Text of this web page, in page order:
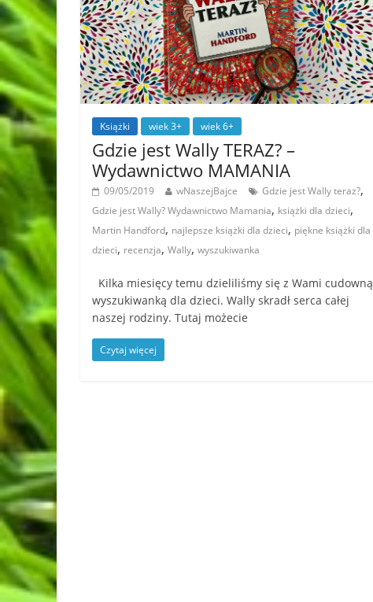
Książki wiek 3+ wiek 6+
Gdzie jest Wally TERAZ? –
Wydawnictwo MAMANIA
09/05/2019 wNaszejBajce Gdzie jest Wally teraz?,
Gdzie jest Wally? Wydawnictwo Mamania, książki dla dzieci,
Martin Handford, najlepsze książki dla dzieci, piękne książki dla
dzieci, recenzja, Wally, wyszukiwanka
Kilka miesięcy temu dzieliliśmy się z Wami cudowną
wyszukiwanką dla dzieci. Wally skradł serca całej
naszej rodziny. Tutaj możecie
Czytaj więcej